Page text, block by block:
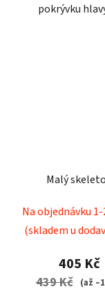
pokrývku
Malý
Na objednávku
(skladem u
405 Kč
439 Kč (až